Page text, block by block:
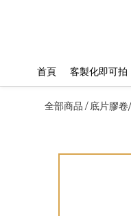
首頁 客製化即可拍
全部商品 /底片膠